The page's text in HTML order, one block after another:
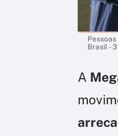
Brasil -
A